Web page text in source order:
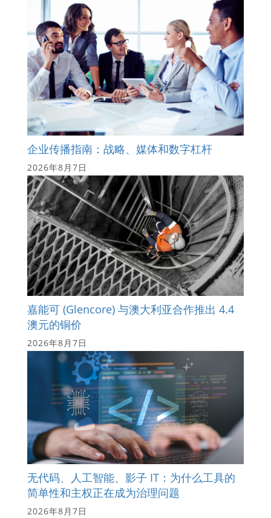
企业传播指南：战略、媒体和数字杠杆
2026年8月7日
嘉能可 (Glencore) 与澳大利亚合作推出 4.4
澳元的铜价
2026年8月7日
无代码、人工智能、影子 IT：为什么工具的
简单性和主权正在成为治理问题
2026年8月7日